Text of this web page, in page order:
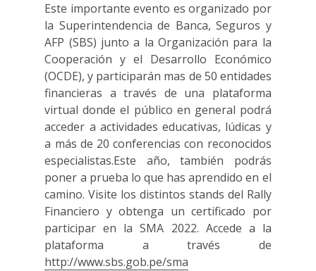
Este importante evento es organizado por
la Superintendencia de Banca, Seguros y
AFP (SBS) junto a la Organización para la
Cooperación y el Desarrollo Económico
(OCDE), y participarán mas de 50 entidades
financieras a través de una plataforma
virtual donde el público en general podrá
acceder a actividades educativas, lúdicas y
a más de 20 conferencias con reconocidos
especialistas.Este año, también podrás
poner a prueba lo que has aprendido en el
camino. Visite los distintos stands del Rally
Financiero y obtenga un certificado por
participar en la SMA 2022. Accede a la
plataforma a través de
http://www.sbs.gob.pe/sma